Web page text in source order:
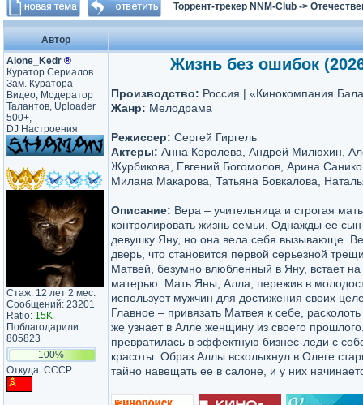
Торрент-трекер NNM-Club ->
Автор
Alone_Kedr ®
Куратор Сериалов
Зам. Куратора
Видео, Модератор
Талантов, Uploader
500+,
DJ Настроения
Стаж: 12 лет 2 мес.
Сообщений: 23201
Ratio: 15K
Поблагодарили:
805823
100%
Откуда: CCCP
Жизнь без ошибок
Производство: Россия | «Кинокомпания
Жанр: Мелодрама
Режиссер: Сергей Гиргель
Актеры: Анна Королева, Андрей Милюхин,
Журбикова, Евгений Богомолов, Арина
Милана Макарова, Татьяна Бовкалова,
Описание: Вера – учительница и строгая
контролировать жизнь семьи. Однажды ее
девушку Яну, но она вела себя вызывающе.
дверь, что становится первой серьезной
Матвей, безумно влюбленный в Яну, встает на
матерью. Мать Яны, Алла, пережив в
использует мужчин для достижения своих
Главное – привязать Матвея к себе,
же узнает в Алле женщину из своего
превратилась в эффектную бизнес-леди с
красоты. Образ Аллы всколыхнул в Олеге
тайно навещать ее в салоне, и у них